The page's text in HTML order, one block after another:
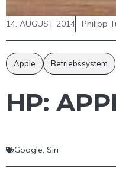
14. AUGUST 2014 Philipp
Apple Betriebssystem
HP:
Google, Siri